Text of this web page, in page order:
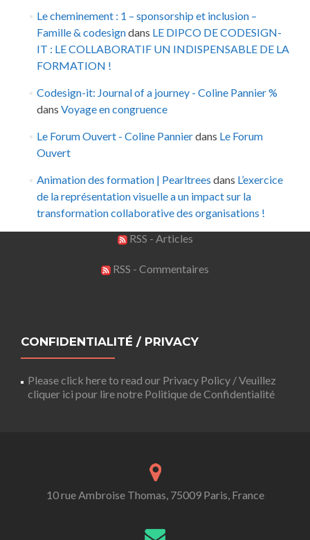
Le cheminement : 1 – sponsorship et inclusion –
Famille & codesigndans LE DIPCO DE CODESIGN-
IT : LE COLLABORATIF UN INDISPENSABLE DE LA
FORMATION !
Codesign-it: Journal of a journey - Coline Pannier %
dans Voyage en congruence
Le Forum Ouvert - Coline Pannierdans Le Forum
Ouvert
Animation des formation | Pearltrees dans L’exercice
de la représentation visuelle a un impact sur la
transformation collaborative des organisations !
RSS - Articles
RSS - Commentaires
CONFIDENTIALITÉ / PRIVACY
Please click here to read our Privacy Policy / Veuillez
cliquer ici pour lire notre Politique de Confidentialité
10 rue Ambroise Thomas, 75009 Paris, France